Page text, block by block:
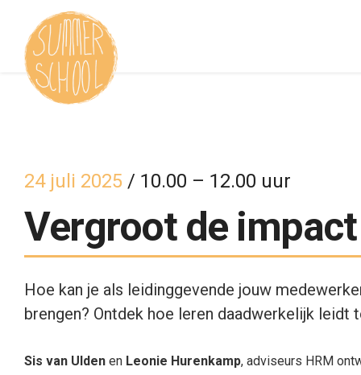
24 juli 2025 / 10.00 – 12.00 uur
Vergroot de
Hoe kan je als leidinggevende jouw
brengen? Ontdek hoe leren daadwerkelijk
Sis van Ulden en Leonie Hurenkamp, adviseurs HRM